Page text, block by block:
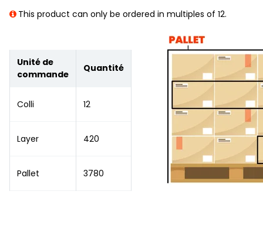
This product can only be ordered in multiples of 12.
Unité de
commande
Quantité
Colli 12
Layer 420
Pallet 3780